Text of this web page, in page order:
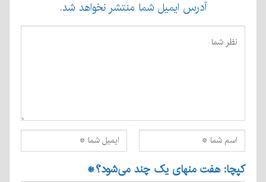
آدرس ایمیل شما منتشر نخواهد شد.
کپچا: هفت منهای یک چند می‌شود؟*